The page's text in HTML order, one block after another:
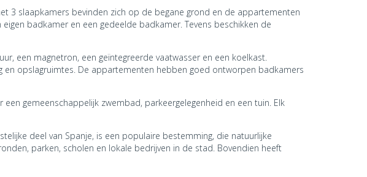
3 slaapkamers bevinden zich op de begane grond en de appartementen
badkamer en een gedeelde badkamer. Tevens beschikken de
een magnetron, een geïntegreerde vaatwasser en een koelkast.
opslagruimtes. De appartementen hebben goed ontworpen badkamers
gemeenschappelijk zwembad, parkeergelegenheid en een tuin. Elk
deel van Spanje, is een populaire bestemming, die natuurlijke
parken, scholen en lokale bedrijven in de stad. Bovendien heeft